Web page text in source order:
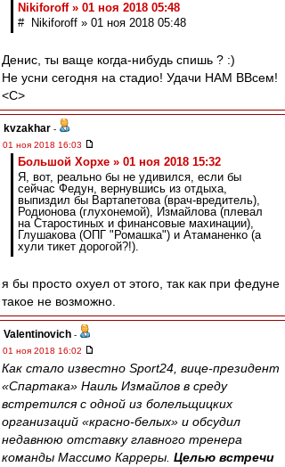
Nikiforoff » 01 ноя 2018 05:48
# Nikiforoff » 01 ноя 2018 05:48
Денис, ты ваще когда-нибудь спишь ? :)
Не усни сегодня на стадио! Удачи НАМ ВВсем!
<C>
kvzakhar -
01 ноя 2018 16:03
Большой Хорхе » 01 ноя 2018 15:32
Я, вот, реально бы не удивился, если бы
сейчас Федун, вернувшись из отдыха,
выпиздил бы Вартапетова (врач-вредитель),
Родионова (глухонемой), Измайлова (плевал
на Старостиных и финансовые махинации),
Глушакова (ОПГ "Ромашка") и Атаманенко (а
хули тикет дорогой?!).
я бы просто охуел от этого, так как при федуне
такое не возможно.
Valentinovich -
01 ноя 2018 16:02
Как стало известно Sport24, вице-президент
«Спартака» Наиль Измайлов в среду
встретился с одной из болельщицких
организаций «красно-белых» и обсудил
недавнюю отставку главного тренера
команды Массимо Карреры. Целью встречи